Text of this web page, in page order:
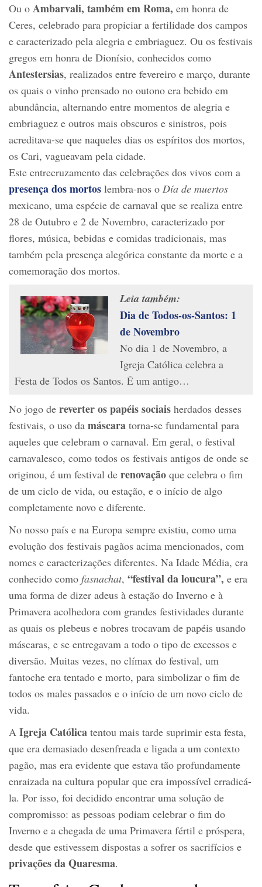
Ou o Ambarvali, também em Roma, em honra de
Ceres, celebrado para propiciar a fertilidade dos campos
e caracterizado pela alegria e embriaguez. Ou os festivais
gregos em honra de Dionísio, conhecidos como
Antestersias, realizados entre fevereiro e março, durante
os quais o vinho prensado no outono era bebido em
abundância, alternando entre momentos de alegria e
embriaguez e outros mais obscuros e sinistros, pois
acreditava-se que naqueles dias os espíritos dos mortos,
os Cari, vagueavam pela cidade.
Este entrecruzamento das celebrações dos vivos com a
presença dos mortos lembra-nos o Día de muertos
mexicano, uma espécie de carnaval que se realiza entre
28 de Outubro e 2 de Novembro, caracterizado por
flores, música, bebidas e comidas tradicionais, mas
também pela presença alegórica constante da morte e a
comemoração dos mortos.
Leia também:
Dia de Todos-os-Santos: 1
de Novembro
No dia 1 de Novembro, a
Igreja Católica celebra a
Festa de Todos os Santos. É um antigo…
No jogo de reverter os papéis sociais herdados desses
festivais, o uso da máscara torna-se fundamental para
aqueles que celebram o carnaval. Em geral, o festival
carnavalesco, como todos os festivais antigos de onde se
originou, é um festival de renovação que celebra o fim
de um ciclo de vida, ou estação, e o início de algo
completamente novo e diferente.
No nosso país e na Europa sempre existiu, como uma
evolução dos festivais pagãos acima mencionados, com
nomes e caracterizações diferentes. Na Idade Média, era
conhecido como fasnachat, “festival da loucura”, e era
uma forma de dizer adeus à estação do Inverno e à
Primavera acolhedora com grandes festividades durante
as quais os plebeus e nobres trocavam de papéis usando
máscaras, e se entregavam a todo o tipo de excessos e
diversão. Muitas vezes, no clímax do festival, um
fantoche era tentado e morto, para simbolizar o fim de
todos os males passados e o início de um novo ciclo de
vida.
A Igreja Católica tentou mais tarde suprimir esta festa,
que era demasiado desenfreada e ligada a um contexto
pagão, mas era evidente que estava tão profundamente
enraizada na cultura popular que era impossível erradicá-
la. Por isso, foi decidido encontrar uma solução de
compromisso: as pessoas podiam celebrar o fim do
Inverno e a chegada de uma Primavera fértil e próspera,
desde que estivessem dispostas a sofrer os sacrifícios e
privações da Quaresma.